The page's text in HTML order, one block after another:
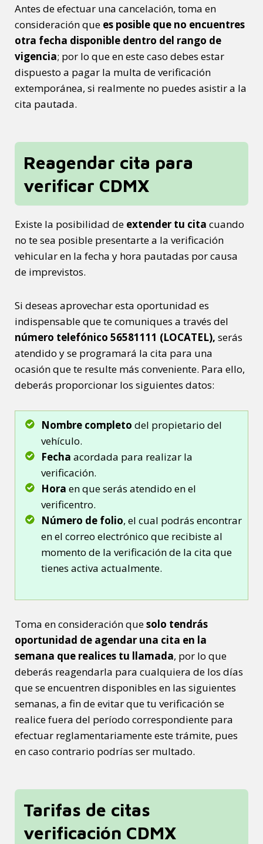
Antes de efectuar una cancelación, toma en
consideración que es posible que no encuentres
otra fecha disponible dentro del rango de
vigencia; por lo que en este caso debes estar
dispuesto a pagar la multa de verificación
extemporánea, si realmente no puedes asistir a la
cita pautada.
Reagendar cita para
verificar CDMX
Existe la posibilidad de extender tu cita cuando
no te sea posible presentarte a la verificación
vehicular en la fecha y hora pautadas por causa
de imprevistos.
Si deseas aprovechar esta oportunidad es
indispensable que te comuniques a través del
número telefónico 56581111 (LOCATEL), serás
atendido y se programará la cita para una
ocasión que te resulte más conveniente. Para ello,
deberás proporcionar los siguientes datos:
Nombre completo del propietario del
vehículo.
Fecha acordada para realizar la
verificación.
Hora en que serás atendido en el
verificentro.
Número de folio, el cual podrás encontrar
en el correo electrónico que recibiste al
momento de la verificación de la cita que
tienes activa actualmente.
Toma en consideración quesolo tendrás
oportunidad de agendar una cita en la
semana que realices tu llamada, por lo que
deberás reagendarla para cualquiera de los días
que se encuentren disponibles en las siguientes
semanas, a fin de evitar que tu verificación se
realice fuera del período correspondiente para
efectuar reglamentariamente este trámite, pues
en caso contrario podrías ser multado.
Tarifas de citas
verificación CDMX